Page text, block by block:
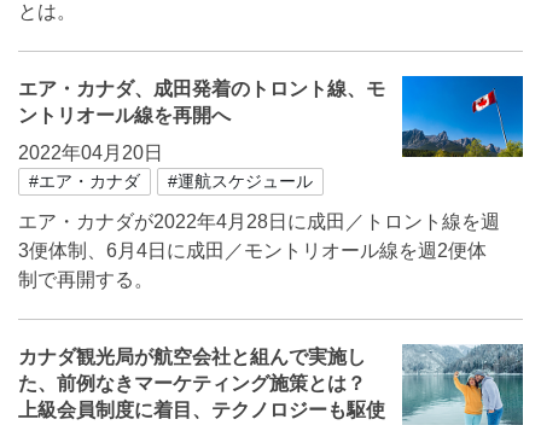
とは。
エア・カナダ、成田発着のトロント線、モ
ントリオール線を再開へ
2022年04月20日
#エア・カナダ #運航スケジュール
エア・カナダが2022年4月28日に成田／トロント線を週
3便体制、6月4日に成田／モントリオール線を週2便体
制で再開する。
カナダ観光局が航空会社と組んで実施し
た、前例なきマーケティング施策とは？
上級会員制度に着目、テクノロジーも駆使